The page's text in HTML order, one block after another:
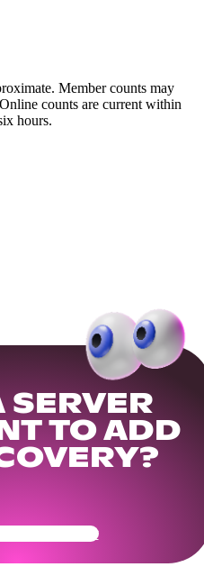
Member counts may
counts are current within
hours.
SERVER
TO ADD
Ready